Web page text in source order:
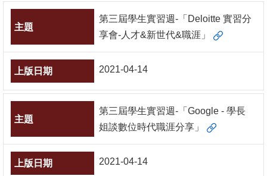
第三屆學生實習週-「Deloitte 實習分
享會-人才&新世代&職涯」
2021-04-14
第三屆學生實習週-「Google - 學長
姐談數位時代職涯分享」
2021-04-14